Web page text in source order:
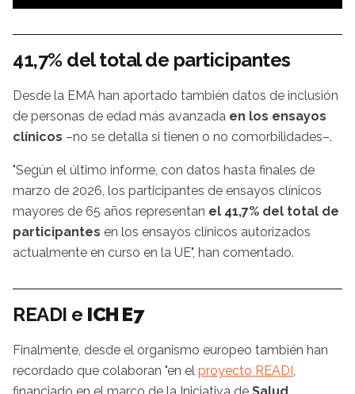
41,7% del total de participantes
Desde la EMA han aportado también datos de inclusión
de personas de edad más avanzada en los ensayos
clínicos –no se detalla si tienen o no comorbilidades–.
"Según el último informe, con datos hasta finales de
marzo de 2026, los participantes de ensayos clínicos
mayores de 65 años representan el 41,7% del total de
participantes en los ensayos clínicos autorizados
actualmente en curso en la UE", han comentado.
READI e ICH E7
Finalmente, desde el organismo europeo también han
recordado que colaboran "en el proyecto READI